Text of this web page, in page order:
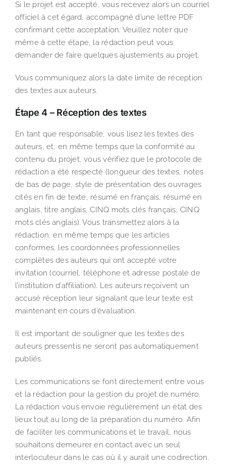
Si le projet est accepté, vous recevez alors un courriel
officiel à cet égard, accompagné d’une lettre PDF
confirmant cette acceptation. Veuillez noter que
même à cette étape, la rédaction peut vous
demander de faire quelques ajustements au projet.
Vous communiquez alors la date limite de réception
des textes aux auteurs.
Étape 4 – Réception des textes
En tant que responsable, vous lisez les textes des
auteurs, et, en même temps que la conformité au
contenu du projet, vous vérifiez que le protocole de
rédaction a été respecté (longueur des textes, notes
de bas de page, style de présentation des ouvrages
cités en fin de texte, résumé en français, résumé en
anglais, titre anglais, CINQ mots clés français, CINQ
mots clés anglais). Vous transmettez alors à la
rédaction, en même temps que les articles
conformes, les coordonnées professionnelles
complètes des auteurs qui ont accepté votre
invitation (courriel, téléphone et adresse postale de
l’institution d’affiliation). Les auteurs reçoivent un
accusé réception leur signalant que leur texte est
maintenant en cours d’évaluation.
Il est important de souligner que les textes des
auteurs pressentis ne seront pas automatiquement
publiés.
Les communications se font directement entre vous
et la rédaction pour la gestion du projet de numéro.
La rédaction vous envoie régulièrement un état des
lieux tout au long de la préparation du numéro. Afin
de faciliter les communications et le travail, nous
souhaitons demeurer en contact avec un seul
interlocuteur dans le cas où il y aurait une codirection.